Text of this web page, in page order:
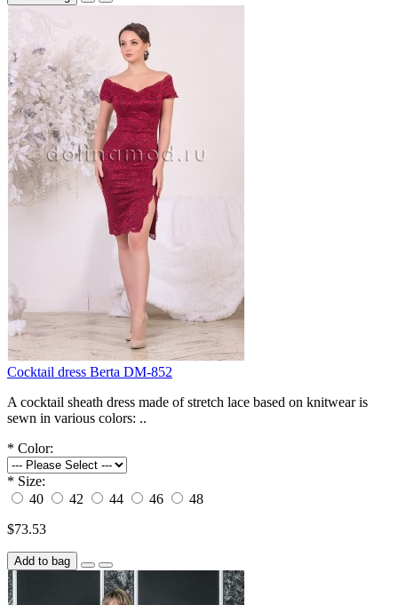
Cocktail dress Berta DM-852
A cocktail sheath dress made of stretch lace based on knitwear is
sewn in various colors: ..
* Color:
* Size:
40
42 44 46
48
$73.53
Add to bag